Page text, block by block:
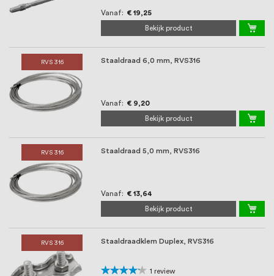
Vanaf € 19,25
Bekijk product
RVS 316 Staaldraad 6,0 mm, RVS316
Vanaf € 9,20
Bekijk product
RVS 316 Staaldraad 5,0 mm, RVS316
Vanaf € 13,64
Bekijk product
RVS 316 Staaldraadklem Duplex, RVS316
Waardering: 1 review